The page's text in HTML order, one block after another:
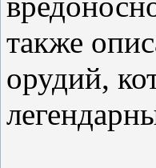
также
орудий,